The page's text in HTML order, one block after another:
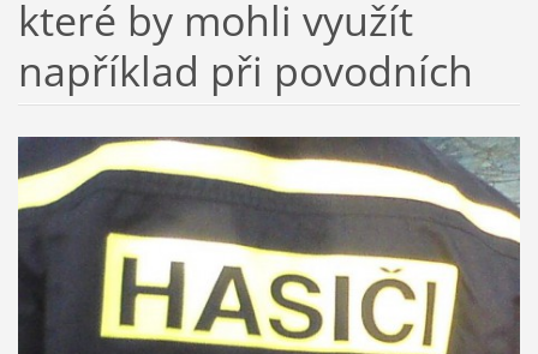
které by mohli využít
například při povodních